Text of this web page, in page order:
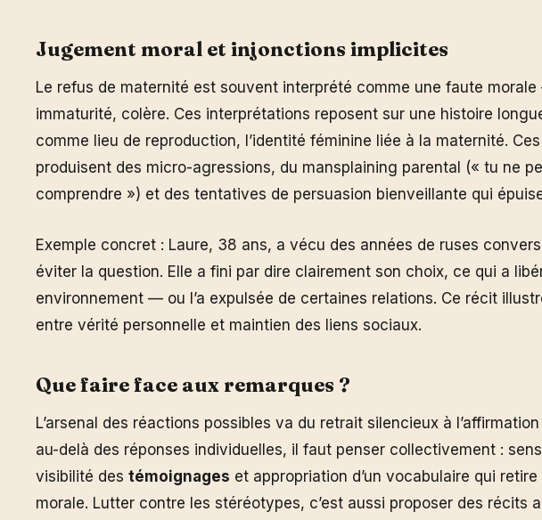
Jugement moral et injonctions implicites
Le refus de maternité est souvent interprété comme une faute
immaturité, colère. Ces interprétations reposent sur une histoire
comme lieu de reproduction, l’identité féminine liée à la maternité.
produisent des micro-agressions, du mansplaining parental (« tu ne
comprendre ») et des tentatives de persuasion bienveillante qui
Exemple concret : Laure, 38 ans, a vécu des années de ruses
éviter la question. Elle a fini par dire clairement son choix, ce qui a
environnement — ou l’a expulsée de certaines relations. Ce récit
entre vérité personnelle et maintien des liens sociaux.
Que faire face aux remarques ?
L’arsenal des réactions possibles va du retrait silencieux à
au-delà des réponses individuelles, il faut penser collectivement :
visibilité des témoignages et appropriation d’un vocabulaire qui
morale. Lutter contre les stéréotypes, c’est aussi proposer des récits